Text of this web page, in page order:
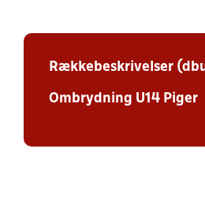
Rækkebeskrivelser
Ombrydning U14 Piger